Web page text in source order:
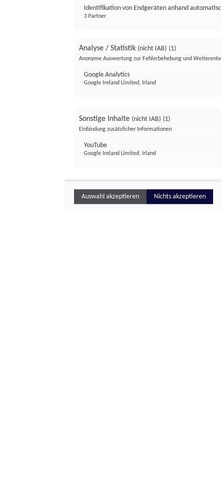
Identifikation von Endgeräten anhand
3 Partner
Analyse / Statistik (nicht IAB) (1)
Anonyme Auswertung zur Fehlerbehebung und
Google Analytics
Google Ireland Limited, Irland
Sonstige Inhalte (nicht IAB) (1)
Einbindung zusätzlicher Informationen
YouTube
Google Ireland Limited, Irland
Auswahl akzeptieren Nichts akzeptieren